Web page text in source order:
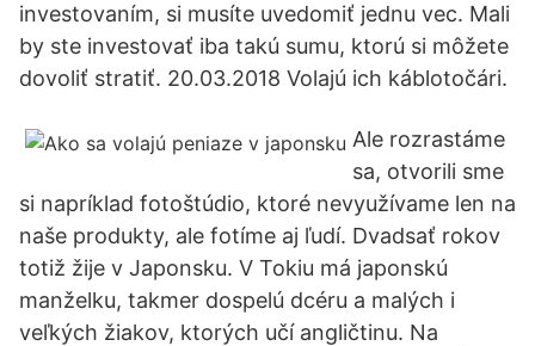
investovaním, si musíte uvedomiť jednu vec. Mali
by ste investovať iba takú sumu, ktorú si môžete
dovoliť stratiť. 20.03.2018 Volajú ich káblotočári.
Ale rozrastáme
sa, otvorili sme
si napríklad fotoštúdio, ktoré nevyužívame len na
naše produkty, ale fotíme aj ľudí. Dvadsať rokov
totiž žije v Japonsku. V Tokiu má japonskú
manželku, takmer dospelú dcéru a malých i
veľkých žiakov, ktorých učí angličtinu. Na